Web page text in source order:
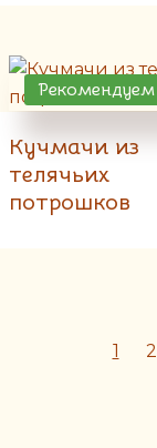
Рекомендуем
Кучмачи из
телячьих
потрошков
1 2